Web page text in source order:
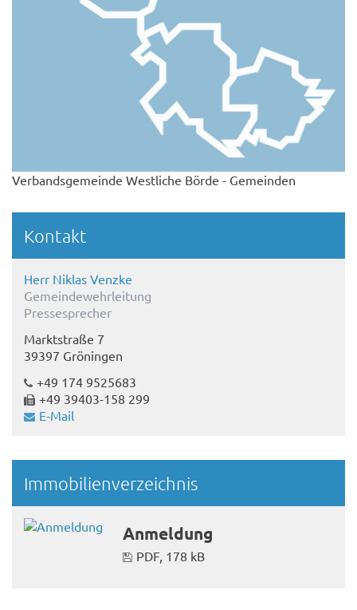
Verbandsgemeinde Westliche Börde - Gemeinden
Kontakt
Herr Niklas Venzke
Gemeindewehrleitung
Pressesprecher
Marktstraße 7
39397 Gröningen
+49 174 9525683
+49 39403-158 299
E-Mail
Immobilienverzeichnis
Anmeldung
PDF, 178 kB